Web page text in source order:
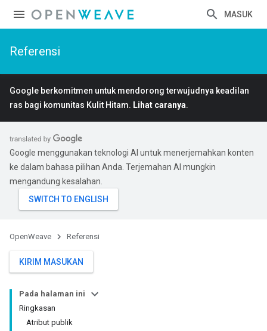
MASUK
Referensi
Google berkomitmen untuk mendorong terwujudnya keadilan
ras bagi komunitas Kulit Hitam. Lihat caranya.
Google menggunakan teknologi AI untuk menerjemahkan konten
ke dalam bahasa pilihan Anda. Terjemahan AI mungkin
mengandung kesalahan.
OpenWeave Referensi
KIRIM MASUKAN
Pada halaman ini
Ringkasan
Atribut publik